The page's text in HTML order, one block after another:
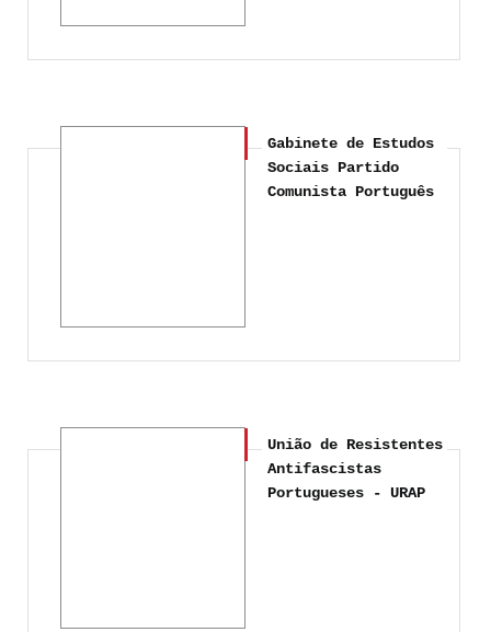
Gabinete de Estudos
Sociais Partido
Comunista Português
União de Resistentes
Antifascistas
Portugueses - URAP